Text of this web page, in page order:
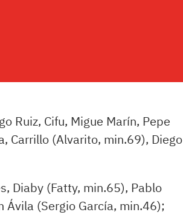
Ruiz, Cifu, Migue Marín, Pepe
Carrillo (Alvarito, min.69), Diego
Diaby (Fatty, min.65), Pablo
Ávila (Sergio García, min.46);